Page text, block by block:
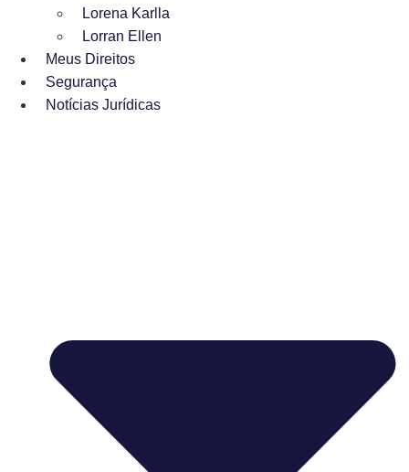
Lorena Karlla
Lorran Ellen
Meus Direitos
Segurança
Notícias Jurídicas